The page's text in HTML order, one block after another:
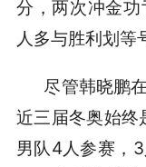
分，两次冲金
人多与胜利划等
尽管韩晓鹏在
近三届冬奥始
男队4人参赛，